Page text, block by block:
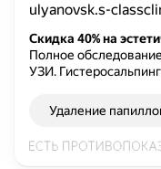
ulyanovsk.s-
Скидка 40% на
Полное
УЗИ.
Удаление